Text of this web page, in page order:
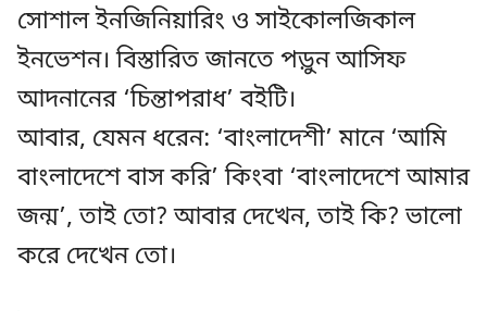
সোশাল ইনজিনিয়ারিং ও সাইকোলজিকাল
ইনভেশন। বিস্তারিত জানতে পড়ুন আসিফ
আদনানের ‘চিন্তাপরাধ’ বইটি।
আবার, যেমন ধরেন: ‘বাংলাদেশী’ মানে ‘আমি
বাংলাদেশে বাস করি’ কিংবা ‘বাংলাদেশে আমার
জন্ম’, তাই তো? আবার দেখেন, তাই কি? ভালো
করে দেখেন তো।